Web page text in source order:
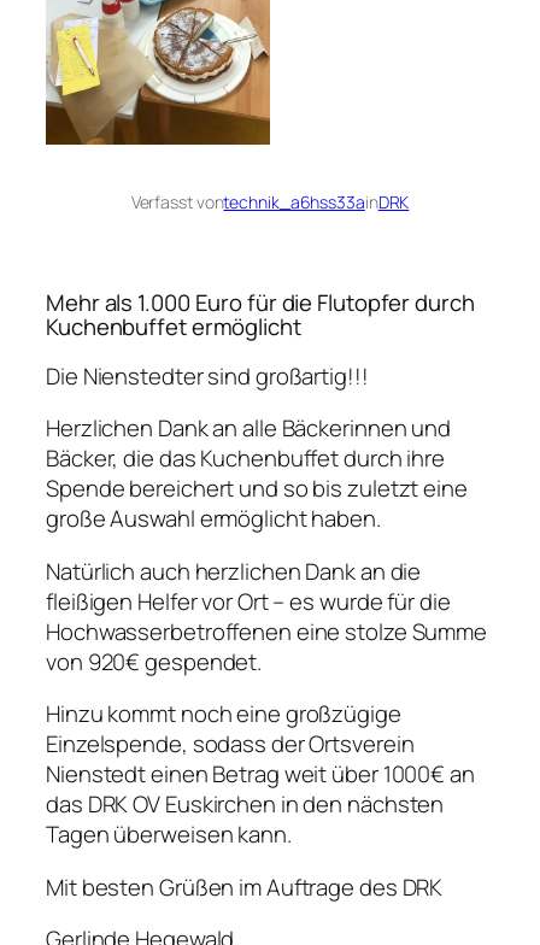
Verfasst vontechnik_a6hss33ainDRK
Mehr als 1.000 Euro für die Flutopfer durch
Kuchenbuffet ermöglicht
Die Nienstedter sind großartig!!!
Herzlichen Dank an alle Bäckerinnen und
Bäcker, die das Kuchenbuffet durch ihre
Spende bereichert und so bis zuletzt eine
große Auswahl ermöglicht haben.
Natürlich auch herzlichen Dank an die
fleißigen Helfer vor Ort – es wurde für die
Hochwasserbetroffenen eine stolze Summe
von 920€ gespendet.
Hinzu kommt noch eine großzügige
Einzelspende, sodass der Ortsverein
Nienstedt einen Betrag weit über 1000€ an
das DRK OV Euskirchen in den nächsten
Tagen überweisen kann.
Mit besten Grüßen im Auftrage des DRK